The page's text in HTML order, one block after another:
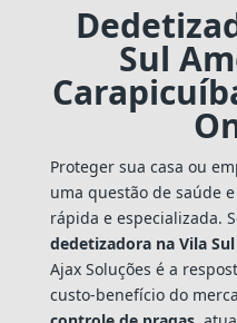
Sul
Proteger sua casa ou
uma questão de saúde
rápida e especializada.
dedetizadora na Vila
Ajax Soluções é a
custo-benefício do